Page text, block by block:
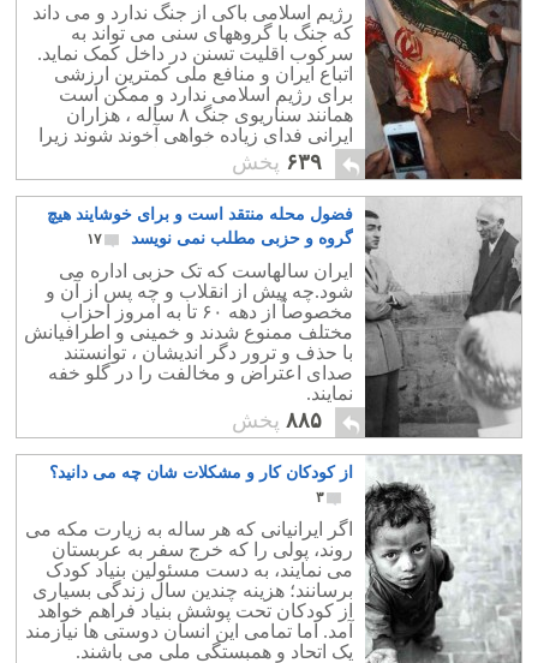
رژیم اسلامی باکی از جنگ ندارد و می داند
که جنگ با گروههای سنی می تواند به
سرکوب اقلیت تسنن در داخل کمک نماید.
اتباع ایران و منافع ملی کمترین ارزشی
برای رژیم اسلامی ندارد و ممکن است
همانند سناریوی جنگ ۸ ساله ، هزاران
ایرانی فدای زیاده خواهی آخوند شوند زیرا
جان مردم ایران برای سران رژیم بی
ارزش است.
۶۳۹ پخش
فضول محله منتقد است و برای خوشایند هیچ
گروه و حزبی مطلب نمی نویسد
۱۷
ایران سالهاست که تک حزبی اداره می
شود.چه پیش از انقلاب و چه پس از آن و
مخصوصاً از دهه ۶۰ تا به امروز احزاب
مختلف ممنوع شدند و خمینی و اطرافیانش
با حذف و ترور دگر اندیشان ، توانستند
صدای اعتراض و مخالفت را در گلو خفه
نمایند.
۸۸۵ پخش
از کودکان کار و مشکلات شان چه می دانید؟
۳
اگر ایرانیانی که هر ساله به زیارت مکه می
روند، پولی را که خرج سفر به عربستان
می نمایند، به دست مسئولین بنیاد کودک
برسانند؛ هزینه چندین سال زندگی بسیاری
از کودکان تحت پوشش بنیاد فراهم خواهد
آمد. اما تمامی این انسان دوستی ها نیازمند
یک اتحاد و همبستگی ملی می باشند.